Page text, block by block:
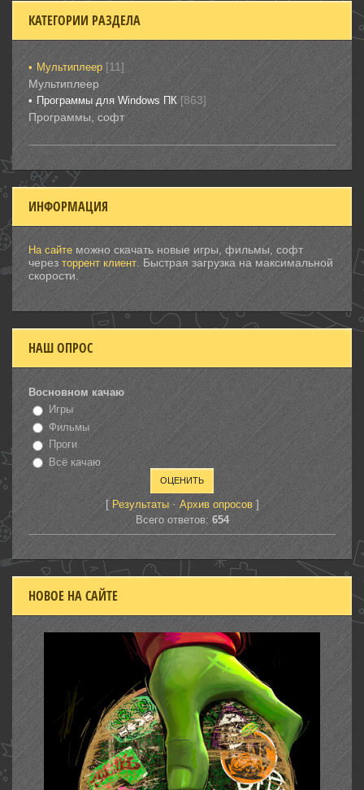
КАТЕГОРИИ РАЗДЕЛА
Мультиплеер [11]
Мультиплеер
Программы для Windows ПК [863]
Программы, софт
ИНФОРМАЦИЯ
На сайте можно скачать новые игры, фильмы, софт
через торрент клиент . Быстрая загрузка на максимальной
скорости.
НАШ ОПРОС
Восновном качаю
Игры
Фильмы
Проги
Всё качаю
[ Результаты· Архив опросов]
Всего ответов: 654
НОВОЕ НА САЙТЕ